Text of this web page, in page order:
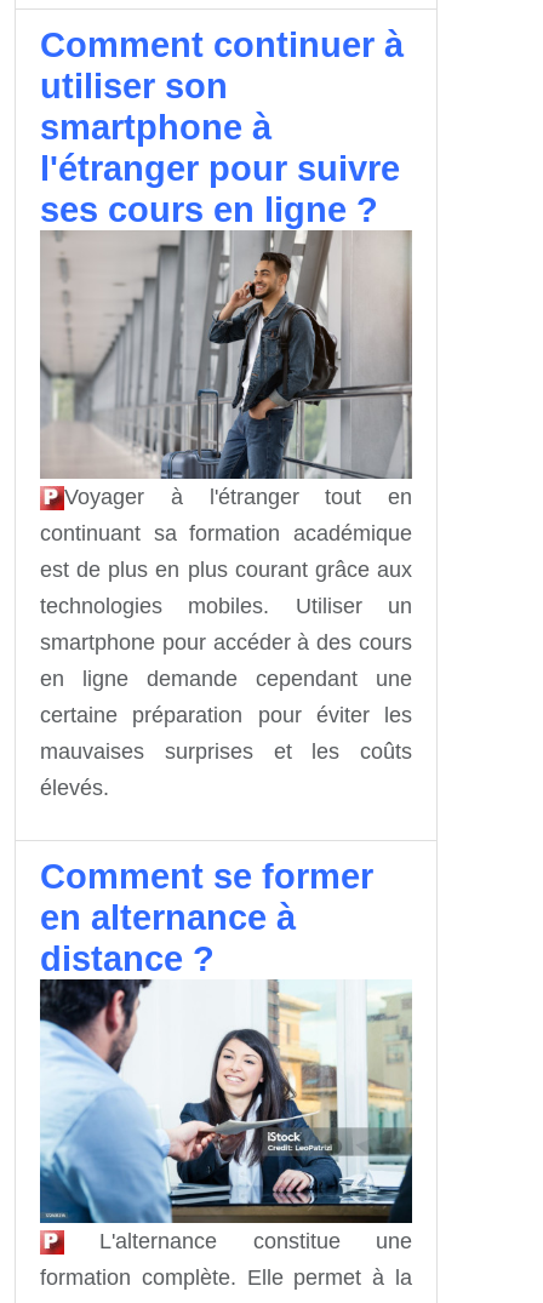
Comment continuer à
utiliser son
smartphone à
l'étranger pour suivre
ses cours en ligne ?
Voyager à l'étranger tout en
continuant sa formation académique
est de plus en plus courant grâce aux
technologies mobiles. Utiliser un
smartphone pour accéder à des cours
en ligne demande cependant une
certaine préparation pour éviter les
mauvaises surprises et les coûts
élevés.
Comment se former
en alternance à
distance ?
L'alternance constitue une
formation complète. Elle permet à la